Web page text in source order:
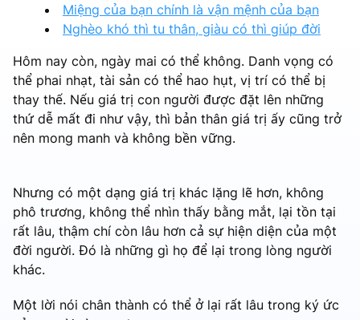
Miệng của bạn chính là vận mệnh của bạn
Nghèo khó thì tu thân, giàu có thì giúp đời
Hôm nay còn, ngày mai có thể không. Danh vọng có
thể phai nhạt, tài sản có thể hao hụt, vị trí có thể bị
thay thế. Nếu giá trị con người được đặt lên những
thứ dễ mất đi như vậy, thì bản thân giá trị ấy cũng trở
nên mong manh và không bền vững.
Nhưng có một dạng giá trị khác lặng lẽ hơn, không
phô trương, không thể nhìn thấy bằng mắt, lại tồn tại
rất lâu, thậm chí còn lâu hơn cả sự hiện diện của một
đời người. Đó là những gì họ để lại trong lòng người
khác.
Một lời nói chân thành có thể ở lại rất lâu trong ký ức